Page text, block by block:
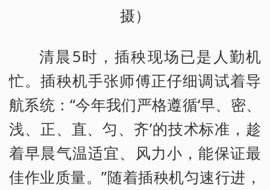
摄）
清晨5时，插秧现场已是人勤机
忙。插秧机手张师傅正仔细调试着导
航系统：“今年我们严格遵循‘早、密、
浅、正、直、匀、齐’的技术标准，趁
着早晨气温适宜、风力小，能保证最
佳作业质量。”随着插秧机匀速行进，